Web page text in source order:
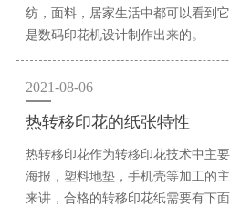
纺，面料，居家生活中都可以看到
是数码印花机设计制作出来的。
2021-08-06
热转移印花的纸张特性
热转移印花作为转移印花技术中主
海报，塑料地垫，手机壳等加工的
来讲，合格的转移印花纸需要有下面